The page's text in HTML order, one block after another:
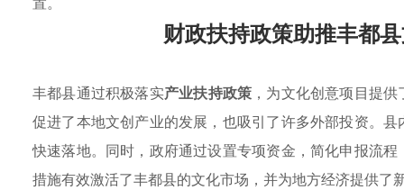
财政扶持政策助推丰都
丰都县通过积极落实产业扶持政策 ，为文化创意项目提
促进了本地文创产业的发展，也吸引了许多外部投资。
快速落地。同时，政府通过设置专项资金，简化申报流
措施有效激活了丰都县的文化市场，并为地方经济提供了